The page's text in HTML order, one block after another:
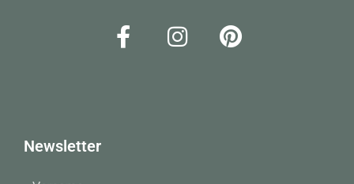
Newsletter